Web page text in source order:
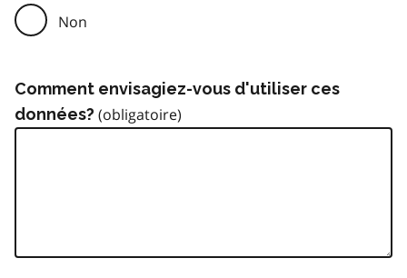
Non
Comment envisagiez-vous d'utiliser ces
données?